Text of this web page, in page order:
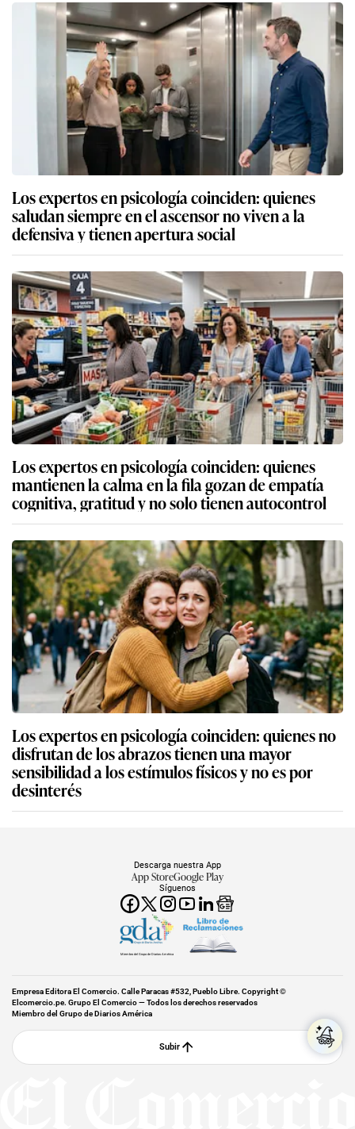
Los expertos en psicología coinciden: quienes
saludan siempre en el ascensor no viven a la
defensiva y tienen apertura social
Los expertos en psicología coinciden: quienes
mantienen la calma en la fila gozan de empatía
cognitiva, gratitud y no solo tienen autocontrol
Los expertos en psicología coinciden: quienes no
disfrutan de los abrazos tienen una mayor
sensibilidad a los estímulos físicos y no es por
desinterés
Síguenos
Descarga nuestra App
App StoreGoogle Play
Miembro del Grupo de Diarios América
Empresa Editora El Comercio. Calle Paracas #532, Pueblo Libre. Copyright ©
Elcomercio.pe. Grupo El Comercio — Todos los derechos reservados
Miembro del Grupo de Diarios América
Subir